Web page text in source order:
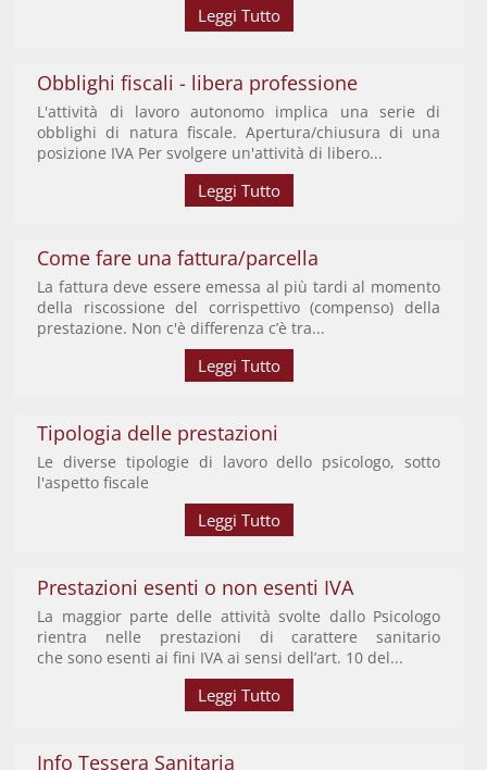
Leggi Tutto
Obblighi fiscali - libera professione
L'attività di lavoro autonomo implica una serie di
obblighi di natura fiscale. Apertura/chiusura di una
posizione IVA Per svolgere un'attività di libero...
Leggi Tutto
Come fare una fattura/parcella
La fattura deve essere emessa al più tardi al momento
della riscossione del corrispettivo (compenso) della
prestazione. Non c'è differenza c’è tra...
Leggi Tutto
Tipologia delle prestazioni
Le diverse tipologie di lavoro dello psicologo, sotto
l'aspetto fiscale
Leggi Tutto
Prestazioni esenti o non esenti IVA
La maggior parte delle attività svolte dallo Psicologo
rientra nelle prestazioni di carattere sanitario
che sono esenti ai fini IVA ai sensi dell’art. 10 del...
Leggi Tutto
Info Tessera Sanitaria